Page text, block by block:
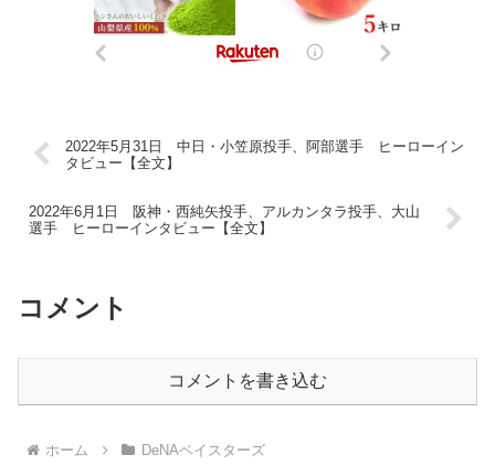
2022年5月31日 中日・小笠原投手、阿部選手 ヒーローイン
タビュー【全文】
2022年6月1日 阪神・西純矢投手、アルカンタラ投手、大山
選手 ヒーローインタビュー【全文】
コメント
コメントを書き込む
ホーム DeNAベイスターズ